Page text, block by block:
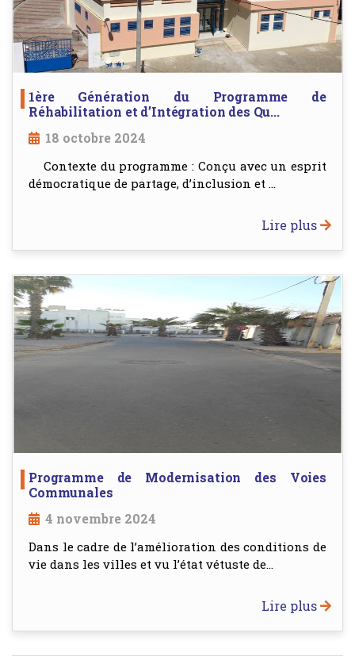
1ère Génération du Programme de
Réhabilitation et d’Intégration des Qu...
18 octobre 2024
Contexte du programme : Conçu avec un esprit
démocratique de partage, d’inclusion et ...
Lire plus
Programme de Modernisation des Voies
Communales
4 novembre 2024
Dans le cadre de l’amélioration des conditions de
vie dans les villes et vu l’état vétuste de...
Lire plus